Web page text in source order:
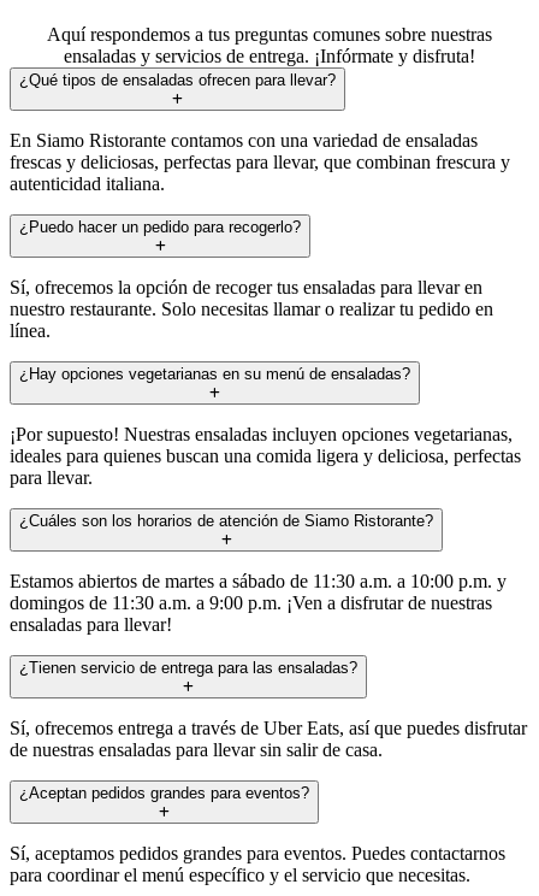
Aquí respondemos a tus preguntas comunes sobre nuestras
ensaladas y servicios de entrega. ¡Infórmate y disfruta!
¿Qué tipos de ensaladas ofrecen para llevar?
En Siamo Ristorante contamos con una variedad de ensaladas
frescas y deliciosas, perfectas para llevar, que combinan frescura y
autenticidad italiana.
¿Puedo hacer un pedido para recogerlo?
Sí, ofrecemos la opción de recoger tus ensaladas para llevar en
nuestro restaurante. Solo necesitas llamar o realizar tu pedido en
línea.
¿Hay opciones vegetarianas en su menú de ensaladas?
¡Por supuesto! Nuestras ensaladas incluyen opciones vegetarianas,
ideales para quienes buscan una comida ligera y deliciosa, perfectas
para llevar.
¿Cuáles son los horarios de atención de Siamo Ristorante?
Estamos abiertos de martes a sábado de 11:30 a.m. a 10:00 p.m. y
domingos de 11:30 a.m. a 9:00 p.m. ¡Ven a disfrutar de nuestras
ensaladas para llevar!
¿Tienen servicio de entrega para las ensaladas?
Sí, ofrecemos entrega a través de Uber Eats, así que puedes disfrutar
de nuestras ensaladas para llevar sin salir de casa.
¿Aceptan pedidos grandes para eventos?
Sí, aceptamos pedidos grandes para eventos. Puedes contactarnos
para coordinar el menú específico y el servicio que necesitas.